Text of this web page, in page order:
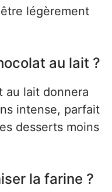
légèrement
au lait ?
au lait donnera
intense, parfait
desserts moins
la farine ?